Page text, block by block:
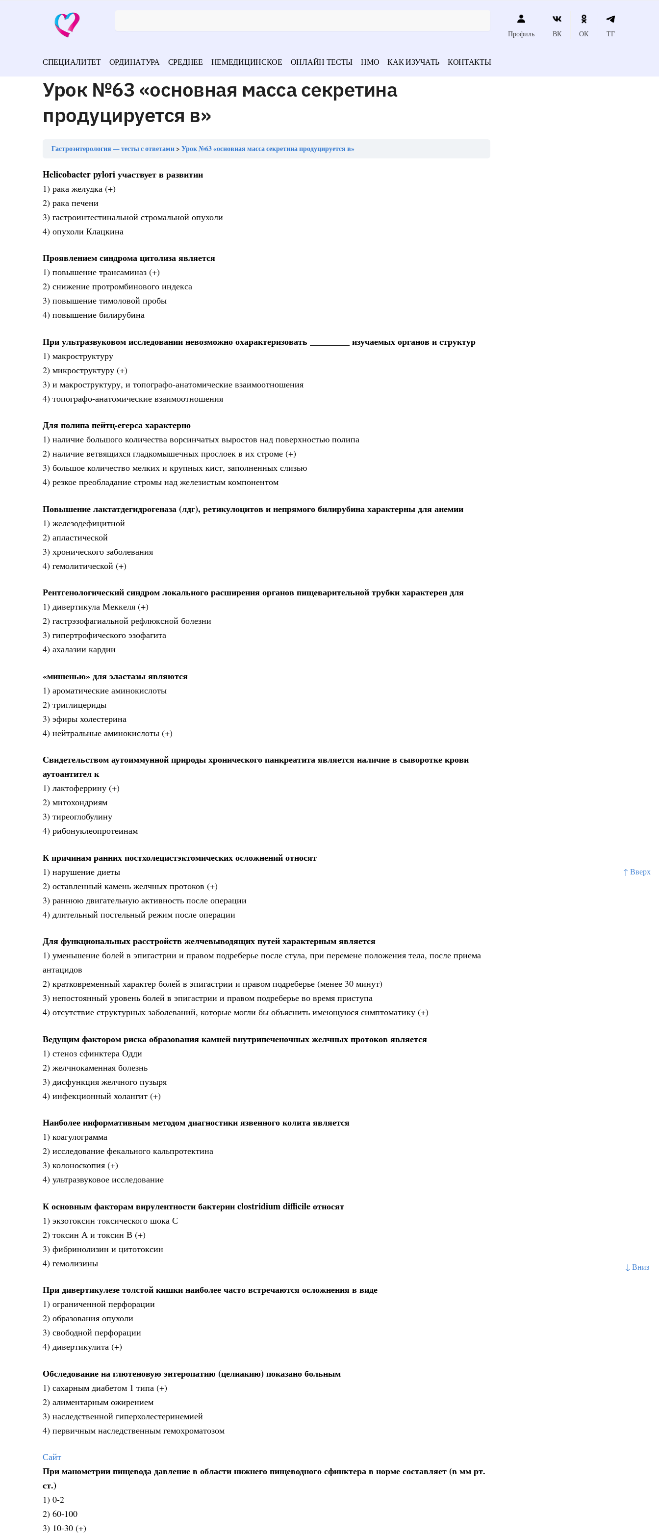
↑ Вверх
↓ Вниз
Профиль ВК ОК ТГ
СПЕЦИАЛИТЕТ ОРДИНАТУРА СРЕДНЕЕ НЕМЕДИЦИНСКОЕ ОНЛАЙН ТЕСТЫ НМО КАК ИЗУЧАТЬ КОНТАКТЫ
Урок №63 «основная масса секретина
продуцируется в»
Гастроэнтерология — тесты с ответами Урок №63 «основная масса секретина продуцируется в»
Helicobacter pylori участвует в развитии
1) рака желудка (+)
2) рака печени
3) гастроинтестинальной стромальной опухоли
4) опухоли Клацкина
Проявлением синдрома цитолиза является
1) повышение трансаминаз (+)
2) снижение протромбинового индекса
3) повышение тимоловой пробы
4) повышение билирубина
При ультразвуковом исследовании невозможно охарактеризовать _________ изучаемых органов и структур
1) макроструктуру
2) микроструктуру (+)
3) и макроструктуру, и топографо-анатомические взаимоотношения
4) топографо-анатомические взаимоотношения
Для полипа пейтц-егерса характерно
1) наличие большого количества ворсинчатых выростов над поверхностью полипа
2) наличие ветвящихся гладкомышечных прослоек в их строме (+)
3) большое количество мелких и крупных кист, заполненных слизью
4) резкое преобладание стромы над железистым компонентом
Повышение лактатдегидрогеназа (лдг), ретикулоцитов и непрямого билирубина характерны для анемии
1) железодефицитной
2) апластической
3) хронического заболевания
4) гемолитической (+)
Рентгенологический синдром локального расширения органов пищеварительной трубки характерен для
1) дивертикула Меккеля (+)
2) гастрэзофагиальной рефлюксной болезни
3) гипертрофического эзофагита
4) ахалазии кардии
«мишенью» для эластазы являются
1) ароматические аминокислоты
2) триглицериды
3) эфиры холестерина
4) нейтральные аминокислоты (+)
Свидетельством аутоиммунной природы хронического панкреатита является наличие в сыворотке крови
аутоантител к
1) лактоферрину (+)
2) митохондриям
3) тиреоглобулину
4) рибонуклеопротеинам
К причинам ранних постхолецистэктомических осложнений относят
1) нарушение диеты
2) оставленный камень желчных протоков (+)
3) раннюю двигательную активность после операции
4) длительный постельный режим после операции
Для функциональных расстройств желчевыводящих путей характерным является
1) уменьшение болей в эпигастрии и правом подреберье после стула, при перемене положения тела, после приема
антацидов
2) кратковременный характер болей в эпигастрии и правом подреберье (менее 30 минут)
3) непостоянный уровень болей в эпигастрии и правом подреберье во время приступа
4) отсутствие структурных заболеваний, которые могли бы объяснить имеющуюся симптоматику (+)
Ведущим фактором риска образования камней внутрипеченочных желчных протоков является
1) стеноз сфинктера Одди
2) желчнокаменная болезнь
3) дисфункция желчного пузыря
4) инфекционный холангит (+)
Наиболее информативным методом диагностики язвенного колита является
1) коагулограмма
2) исследование фекального кальпротектина
3) колоноскопия (+)
4) ультразвуковое исследование
К основным факторам вирулентности бактерии clostridium difficile относят
1) экзотоксин токсического шока С
2) токсин А и токсин В (+)
3) фибринолизин и цитотоксин
4) гемолизины
При дивертикулезе толстой кишки наиболее часто встречаются осложнения в виде
1) ограниченной перфорации
2) образования опухоли
3) свободной перфорации
4) дивертикулита (+)
Обследование на глютеновую энтеропатию (целиакию) показано больным
1) сахарным диабетом 1 типа (+)
2) алиментарным ожирением
3) наследственной гиперхолестеринемией
4) первичным наследственным гемохроматозом
Сайт
При манометрии пищевода давление в области нижнего пищеводного сфинктера в норме составляет (в мм рт.
ст.)
1) 0-2
2) 60-100
3) 10-30 (+)